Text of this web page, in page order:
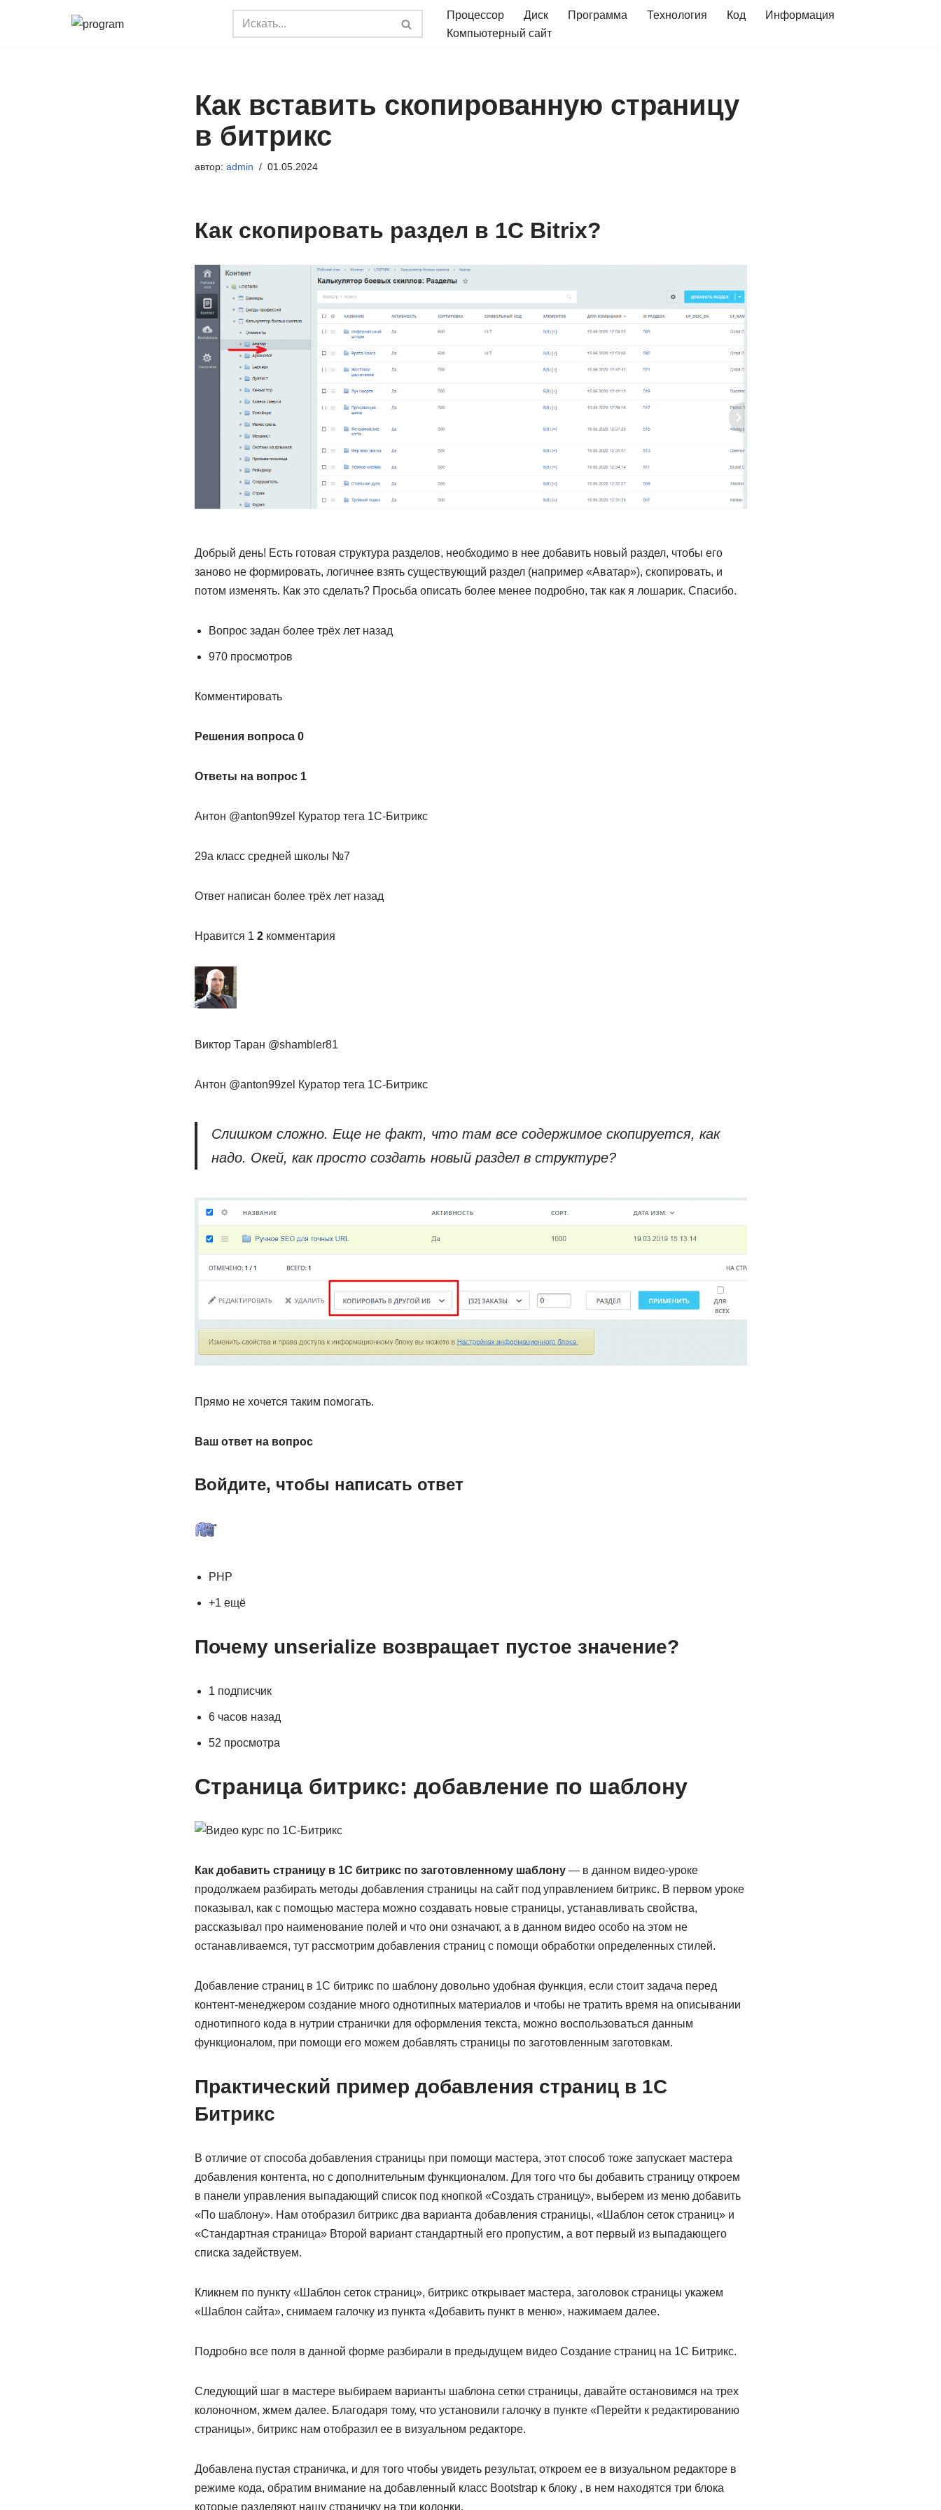
Процессор Диск Программа Технология Код
Информация
Компьютерный сайт
Как вставить скопированную страницу
в битрикс
автор: admin 01.05.2024
Как скопировать раздел в 1C Bitrix?
Добрый день! Есть готовая структура разделов, необходимо в нее добавить новый раздел, чтобы его
заново не формировать, логичнее взять существующий раздел (например «Аватар»), скопировать, и
потом изменять. Как это сделать? Просьба описать более менее подробно, так как я лошарик. Спасибо.
Вопрос задан более трёх лет назад
970 просмотров
Комментировать
Решения вопроса 0
Ответы на вопрос 1
Антон @anton99zel Куратор тега 1С-Битрикс
29а класс средней школы №7
Ответ написан более трёх лет назад
Нравится 1 2комментария
Виктор Таран @shambler81
Антон @anton99zel Куратор тега 1С-Битрикс
Слишком сложно. Еще не факт, что там все содержимое скопируется, как
надо. Окей, как просто создать новый раздел в структуре?
Прямо не хочется таким помогать.
Ваш ответ на вопрос
Войдите, чтобы написать ответ
PHP
+1 ещё
Почему unserialize возвращает пустое значение?
1 подписчик
6 часов назад
52 просмотра
Страница битрикс: добавление по шаблону
Как добавить страницу в 1С битрикс по заготовленному шаблону— в данном видео-уроке
продолжаем разбирать методы добавления страницы на сайт под управлением битрикс. В первом уроке
показывал, как с помощью мастера можно создавать новые страницы, устанавливать свойства,
рассказывал про наименование полей и что они означают, а в данном видео особо на этом не
останавливаемся, тут рассмотрим добавления страниц с помощи обработки определенных стилей.
Добавление страниц в 1С битрикс по шаблону довольно удобная функция, если стоит задача перед
контент-менеджером создание много однотипных материалов и чтобы не тратить время на описывании
однотипного кода в нутрии странички для оформления текста, можно воспользоваться данным
функционалом, при помощи его можем добавлять страницы по заготовленным заготовкам.
Практический пример добавления страниц в 1С
Битрикс
В отличие от способа добавления страницы при помощи мастера, этот способ тоже запускает мастера
добавления контента, но с дополнительным функционалом. Для того что бы добавить страницу откроем
в панели управления выпадающий список под кнопкой «Создать страницу», выберем из меню добавить
«По шаблону». Нам отобразил битрикс два варианта добавления страницы, «Шаблон сеток страниц» и
«Стандартная страница» Второй вариант стандартный его пропустим, а вот первый из выпадающего
списка задействуем.
Кликнем по пункту «Шаблон сеток страниц», битрикс открывает мастера, заголовок страницы укажем
«Шаблон сайта», снимаем галочку из пункта «Добавить пункт в меню», нажимаем далее.
Подробно все поля в данной форме разбирали в предыдущем видео Создание страниц на 1С Битрикс.
Следующий шаг в мастере выбираем варианты шаблона сетки страницы, давайте остановимся на трех
колоночном, жмем далее. Благодаря тому, что установили галочку в пункте «Перейти к редактированию
страницы», битрикс нам отобразил ее в визуальном редакторе.
Добавлена пустая страничка, и для того чтобы увидеть результат, откроем ее в визуальном редакторе в
режиме кода, обратим внимание на добавленный класс Bootstrap к блоку , в нем находятся три блока
которые разделяют нашу страничку на три колонки.